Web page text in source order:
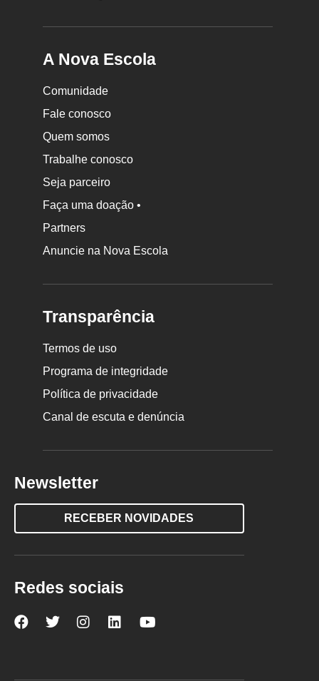
A Nova Escola
Comunidade
Fale conosco
Quem somos
Trabalhe conosco
Seja parceiro
Faça uma doação •
Partners
Anuncie na Nova Escola
Transparência
Termos de uso
Programa de integridade
Política de privacidade
Canal de escuta e denúncia
Newsletter
RECEBER NOVIDADES
Redes sociais
NovaNova Nova Nova